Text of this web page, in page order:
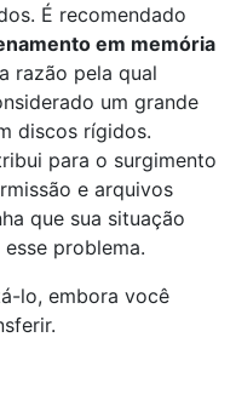
É recomendado
em memória
razão pela qual
um grande
discos rígidos.
para o surgimento
e arquivos
que sua situação
problema.
lo, embora você